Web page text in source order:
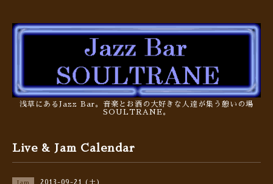
浅草にあるJazz Bar。音楽とお酒の大好きな人達が集う憩いの場
SOULTRANE。
Live & Jam Calendar
2013-09-21 (土)